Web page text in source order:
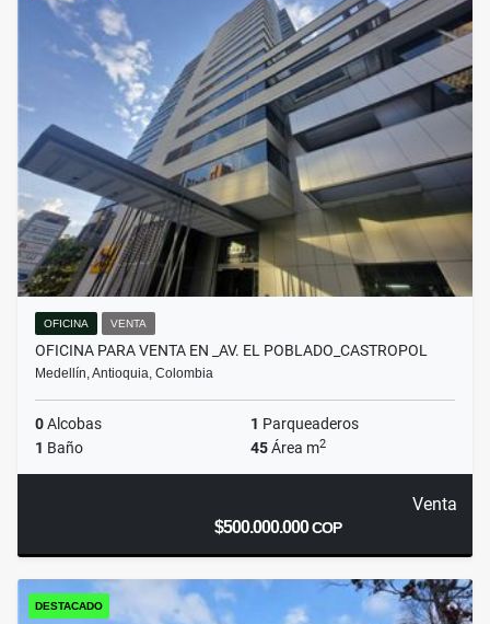
OFICINA VENTA
OFICINA PARA VENTA EN _AV. EL POBLADO_CASTROPOL
Medellín, Antioquia, Colombia
0Alcobas 1 Parqueaderos
1 Baño 45Área m2
Venta
$500.000.000COP
DESTACADO